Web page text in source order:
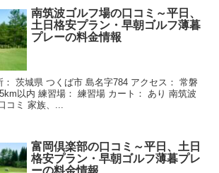
南筑波ゴルフ場の口コミ～平日、
土日格安プラン・早朝ゴルフ薄暮
プレーの料金情報
： 茨城県 つくば市 島名字784 アクセス： 常磐
以内 練習場： 練習場 カート： あり 南筑波
コミ 家族、...
富岡倶楽部の口コミ～平日、土日
格安プラン・早朝ゴルフ薄暮プレ
ーの料金情報